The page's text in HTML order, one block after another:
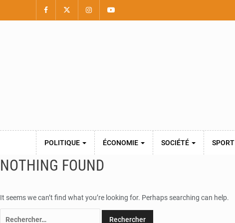
POLITIQUE ÉCONOMIE SOCIÉTÉ SPORT
NOTHING FOUND
It seems we can’t find what you’re looking for. Perhaps searching can help.